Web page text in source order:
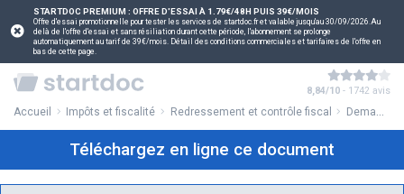
STARTDOC PREMIUM : OFFRE D'ESSAI À 1.79€/48H PUIS 39€/MOIS
Offre d'essai promotionnelle pour tester les services de startdoc.fr et valable jusqu'au 30/09/2026.Au
delà de l'offre d'essai et sans résiliation durant cette période, l'abonnement se prolonge
automatiquement au tarif de 39€/mois. Détail des conditions commerciales et tarifaires de l'offre en
bas de cette page.
8,84/10 - 1742 avis
Accueil Impôts et fiscalité Redressement et contrôle fiscal Demande de prorogation du délai de réponse à une proposition de rectification adressée par l'administration fiscale
Téléchargez en ligne ce document